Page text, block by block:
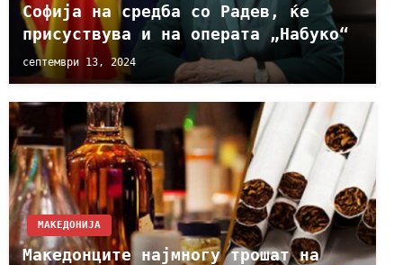
Софија на средба со Радев, ќе
присуствува и на операта „Набуко“
септември 13, 2024
МАКЕДОНИЈА
Македонците најмногу трошат на